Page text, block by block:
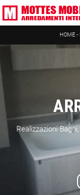
HOME -
Realizzazioni